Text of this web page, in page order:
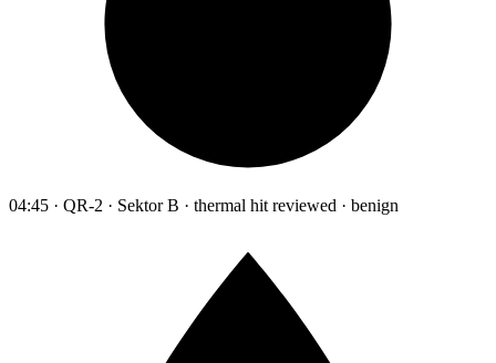
04:45 · QR-2 · Sektor B · thermal hit reviewed · benign